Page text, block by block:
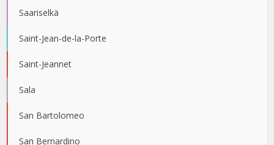
Saariselkä
Saint-Jean-de-la-Porte
Saint-Jeannet
Sala
San Bartolomeo
San Bernardino